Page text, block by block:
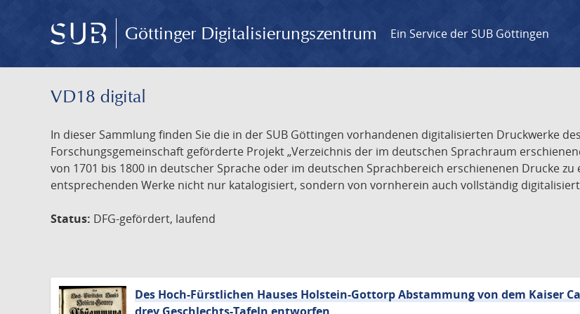
Göttinger Digitalisierungszentrum Ein Service der SUB Göttingen
VD18 digital
In dieser Sammlung finden Sie die in der SUB Göttingen vorhandenen digitalisierten Druckwerke
Forschungsgemeinschaft geförderte Projekt „Verzeichnis der im deutschen Sprachraum
von 1701 bis 1800 in deutscher Sprache oder im deutschen Sprachbereich erschienenen Drucke
entsprechenden Werke nicht nur katalogisiert, sondern von vornherein auch vollständig
Status: DFG-gefördert, laufend
Des Hoch-Fürstlichen Hauses Holstein-Gottorp Abstammung von dem Kaiser